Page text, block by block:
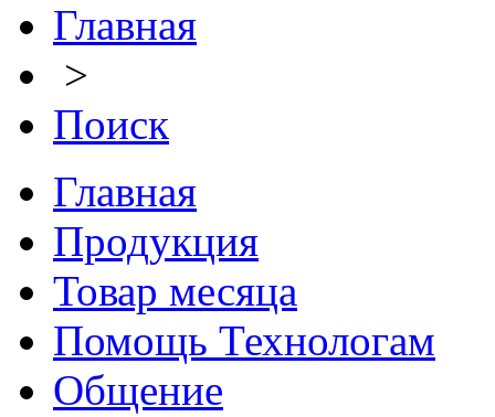
Главная
>
Поиск
Главная
Продукция
Товар месяца
Помощь Технологам
Общение